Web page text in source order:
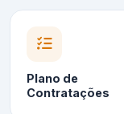
Plano de
Contratações